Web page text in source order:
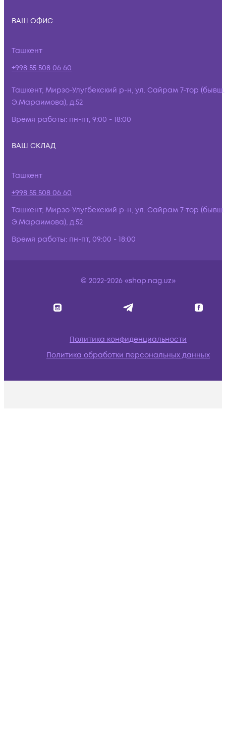
ВАШ ОФИС
Ташкент
+998 55 508 06 60
Ташкент, Мирзо-Улугбекский р-н, ул. Сайрам 7-тор (бывш.
Э.Мараимова), д.52
Время работы: пн-пт, 9:00 - 18:00
ВАШ СКЛАД
Ташкент
+998 55 508 06 60
Ташкент, Мирзо-Улугбекский р-н, ул. Сайрам 7-тор (бывш.
Э.Мараимова), д.52
Время работы: пн-пт, 09:00 - 18:00
© 2022-2026 «shop.nag.uz»
Политика конфиденциальности
Политика обработки персональных данных